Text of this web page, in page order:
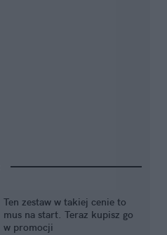
Ten zestaw w takiej cenie to
mus na start. Teraz kupisz go
w promocji